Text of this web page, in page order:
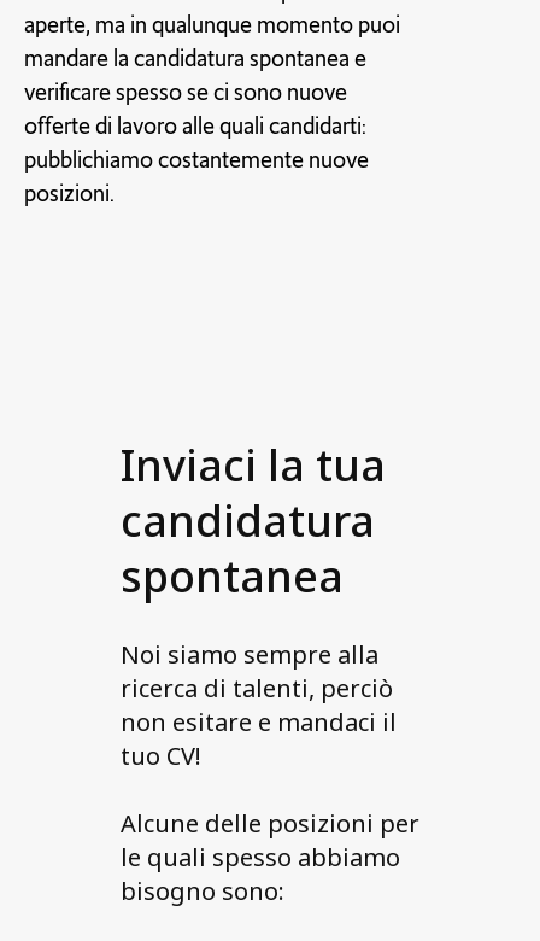
Inviaci la tua
candidatura
spontanea
Noi siamo sempre alla
ricerca di talenti, perciò
non esitare e mandaci il
tuo CV!
Alcune delle posizioni per
le quali spesso abbiamo
bisogno sono: